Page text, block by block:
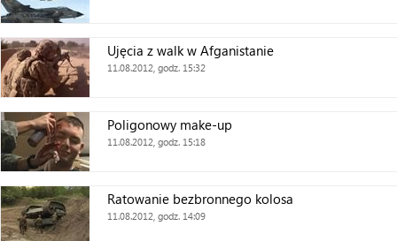
Ujęcia z walk w Afganistanie
11.08.2012, godz. 15:32
Poligonowy make-up
11.08.2012, godz. 15:18
Ratowanie bezbronnego kolosa
11.08.2012, godz. 14:09